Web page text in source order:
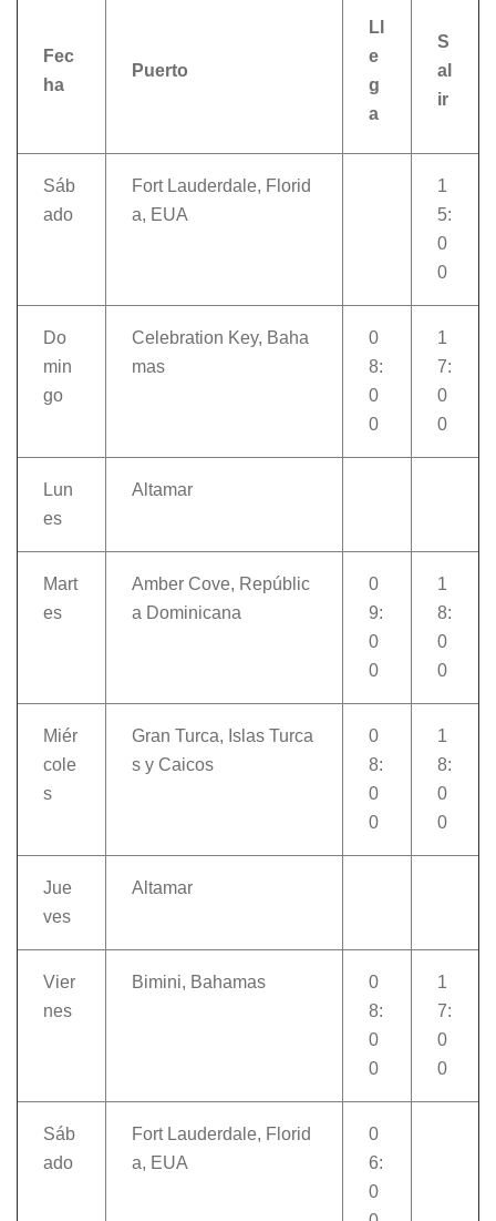
Fec
ha
Puerto
Ll
e
g
a
S
al
ir
Sáb
ado
Fort Lauderdale, Florid
a, EUA
1
5:
0
0
Do
min
go
Celebration Key, Baha
mas
0
8:
0
0
1
7:
0
0
Lun
es
Altamar
Mart
es
Amber Cove, Repúblic
a Dominicana
0
9:
0
0
1
8:
0
0
Miér
cole
s
Gran Turca, Islas Turca
s y Caicos
0
8:
0
0
1
8:
0
0
Jue
ves
Altamar
Vier
nes
Bimini, Bahamas
0
8:
0
0
1
7:
0
0
Sáb
ado
Fort Lauderdale, Florid
a, EUA
0
6:
0